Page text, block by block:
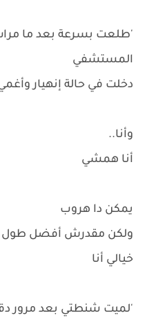
'طلعت بسرعة بعد ما
المستشفي
دخلت في حالة إنهيار
وأنا..
أنا همشي
يمكن دا هروب
ولكن مقدرش أفضل طول
خيالي أنا
'لميت شنطتي بعد مرور